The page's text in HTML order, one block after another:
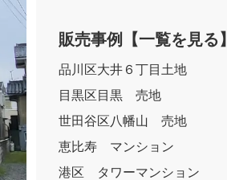
販売事例 【一覧を見る】
品川区大井６丁目土地
目黒区目黒 売地
世田谷区八幡山 売地
恵比寿 マンション
港区 タワーマンション